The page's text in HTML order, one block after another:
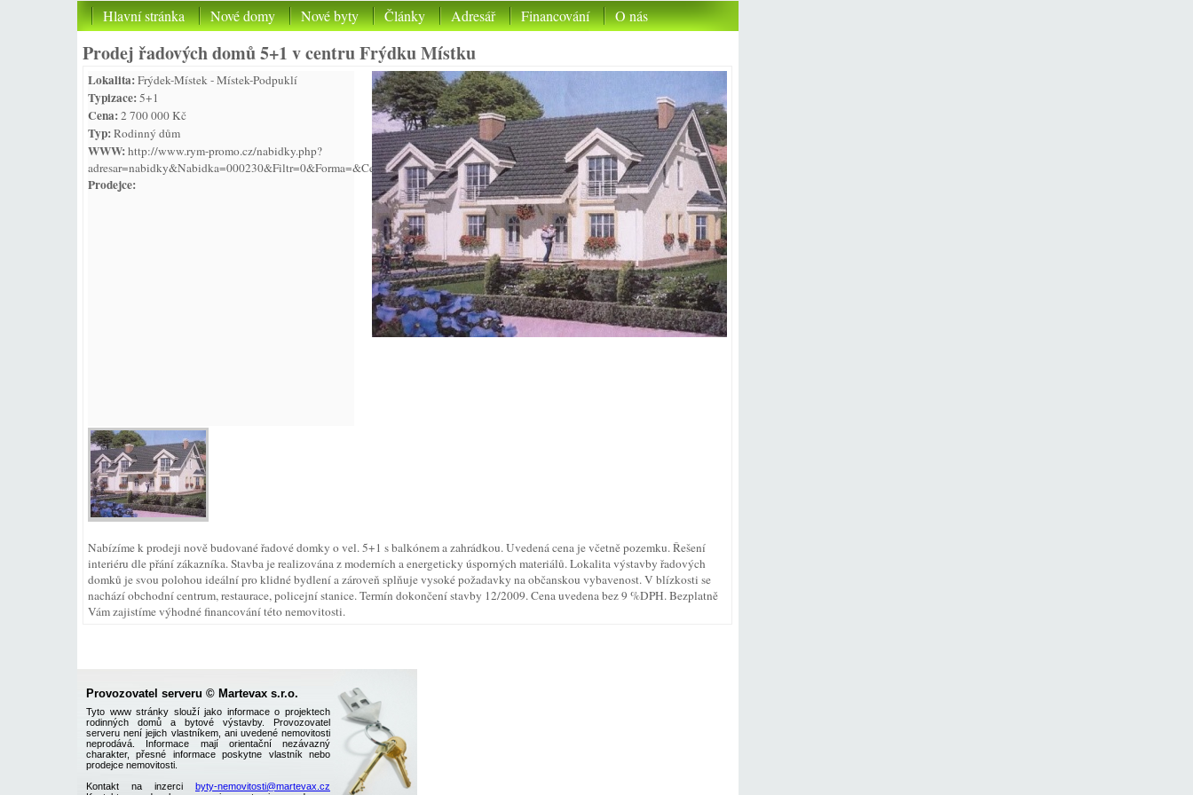
Hlavní stránka Nové domy Nové byty Články Adresář Financování O nás
Prodej řadových domů 5+1 v centru Frýdku Místku
Lokalita:Frýdek-Místek - Místek-Podpuklí
Typizace:5+1
Cena:2 700 000 Kč
Typ:Rodinný dům
WWW:http://www.rym-promo.cz/nabidky.php?
adresar=nabidky&Nabidka=000230&Filtr=0&Forma=&Cenado=&Lokalita=
Prodejce:
Nabízíme k prodeji nově budované řadové domky o vel. 5+1 s balkónem a zahrádkou. Uvedená cena je včetně pozemku. Řešení
interiéru dle přání zákazníka. Stavba je realizována z moderních a energeticky úsporných materiálů. Lokalita výstavby řadových
domků je svou polohou ideální pro klidné bydlení a zároveň splňuje vysoké požadavky na občanskou vybavenost. V blízkosti se
nachází obchodní centrum, restaurace, policejní stanice. Termín dokončení stavby 12/2009. Cena uvedena bez 9 %DPH. Bezplatně
Vám zajistíme výhodné financování této nemovitosti.
Provozovatel serveru © Martevax s.r.o.
Tyto www stránky slouží jako informace o projektech
rodinných domů a bytové výstavby. Provozovatel
serveru není jejich vlastníkem, ani uvedené nemovitosti
neprodává. Informace mají orientační nezávazný
charakter, přesné informace poskytne vlastník nebo
prodejce nemovitosti.
Kontakt na inzerci byty-nemovitosti@martevax.cz